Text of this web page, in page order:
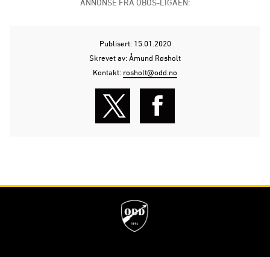
Publisert: 15.01.2020
Skrevet av: Åmund Røsholt
Kontakt: rosholt@odd.no